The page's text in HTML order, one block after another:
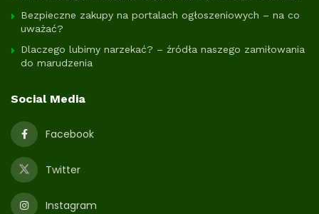
Bezpieczne zakupy na portalach ogłoszeniowych – na co
uważać?
Dlaczego lubimy narzekać? – źródła naszego zamiłowania
do marudzenia
Social Media
Facebook
Twitter
Instagram